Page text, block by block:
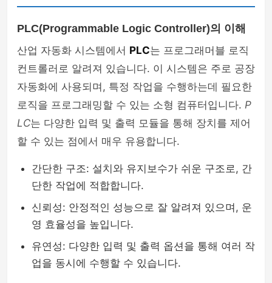
PLC(Programmable Logic Controller)의 이해
산업 자동화 시스템에서 PLC는 프로그래머블 로직
컨트롤러로 알려져 있습니다. 이 시스템은 주로 공장
자동화에 사용되며, 특정 작업을 수행하는데 필요한
로직을 프로그래밍할 수 있는 소형 컴퓨터입니다. P
LC는 다양한 입력 및 출력 모듈을 통해 장치를 제어
할 수 있는 점에서 매우 유용합니다.
간단한 구조: 설치와 유지보수가 쉬운 구조로, 간
단한 작업에 적합합니다.
신뢰성: 안정적인 성능으로 잘 알려져 있으며, 운
영 효율성을 높입니다.
유연성: 다양한 입력 및 출력 옵션을 통해 여러 작
업을 동시에 수행할 수 있습니다.